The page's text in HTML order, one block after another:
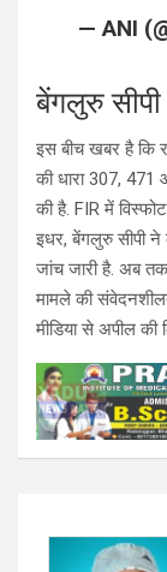
— ANI
बेंगलुरु
इस बीच खबर है कि
की धारा 307,
की है. FIR में
इधर, बेंगलुरु सीपी ने
जांच जारी है. अब
मामले की
मीडिया से अपील